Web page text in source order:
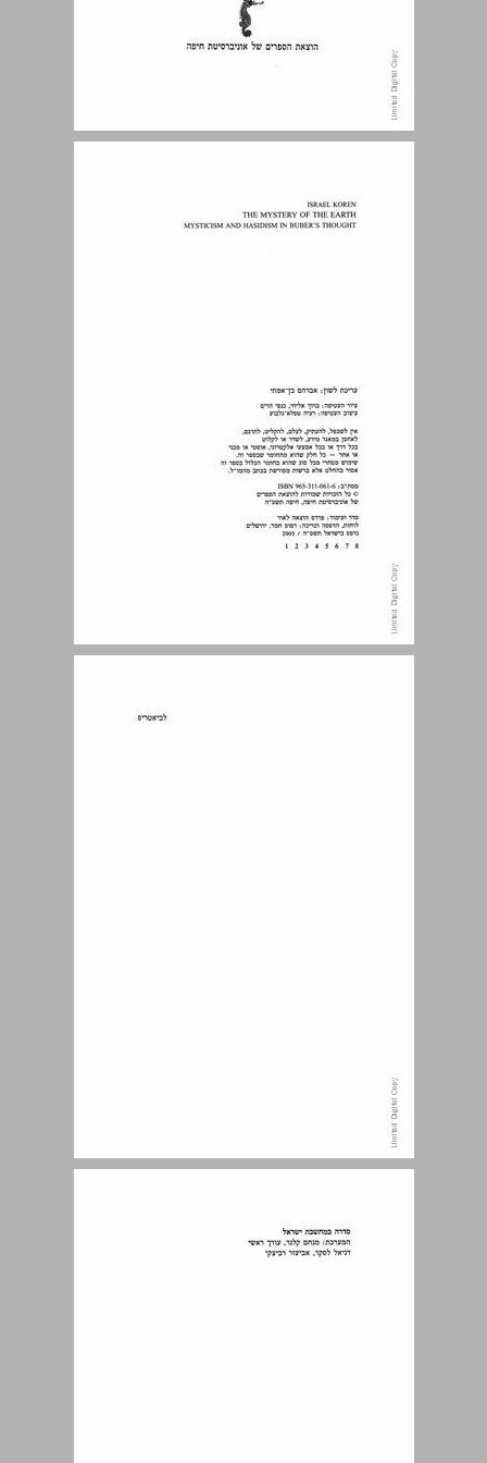
תוכן העניינים ... 7